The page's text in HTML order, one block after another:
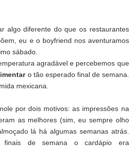
algo diferente do que os restaurantes
eu e o boyfriend nos aventuramos
sábado.
agradável e percebemos que
o tão esperado final de semana.
mexicana.
por dois motivos: as impressões na
as melhores (sim, eu sempre olho
lá há algumas semanas atrás.
finais de semana o cardápio era